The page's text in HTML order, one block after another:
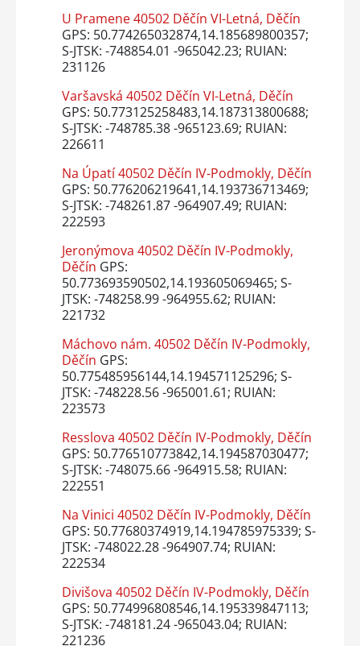
U Pramene 40502 Děčín VI-Letná, Děčín
GPS: 50.774265032874,14.185689800357;
S-JTSK: -748854.01 -965042.23; RUIAN:
231126
Varšavská 40502 Děčín VI-Letná, Děčín
GPS: 50.773125258483,14.187313800688;
S-JTSK: -748785.38 -965123.69; RUIAN:
226611
Na Úpatí 40502 Děčín IV-Podmokly, Děčín
GPS: 50.776206219641,14.193736713469;
S-JTSK: -748261.87 -964907.49; RUIAN:
222593
Jeronýmova 40502 Děčín IV-Podmokly,
Děčín GPS:
50.773693590502,14.193605069465; S-
JTSK: -748258.99 -964955.62; RUIAN:
221732
Máchovo nám. 40502 Děčín IV-Podmokly,
Děčín GPS:
50.775485956144,14.194571125296; S-
JTSK: -748228.56 -965001.61; RUIAN:
223573
Resslova 40502 Děčín IV-Podmokly, Děčín
GPS: 50.776510773842,14.194587030477;
S-JTSK: -748075.66 -964915.58; RUIAN:
222551
Na Vinici 40502 Děčín IV-Podmokly, Děčín
GPS: 50.77680374919,14.194785975339; S-
JTSK: -748022.28 -964907.74; RUIAN:
222534
Divišova 40502 Děčín IV-Podmokly, Děčín
GPS: 50.774996808546,14.195339847113;
S-JTSK: -748181.24 -965043.04; RUIAN:
221236